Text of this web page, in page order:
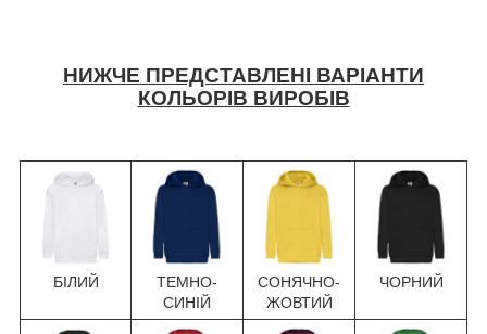
НИЖЧЕ ПРЕДСТАВЛЕНІ ВАРІАНТИ
КОЛЬОРІВ ВИРОБІВ
БІЛИЙ
ТЕМНО-
СИНІЙ
СОНЯЧНО-
ЖОВТИЙ
ЧОРНИЙ